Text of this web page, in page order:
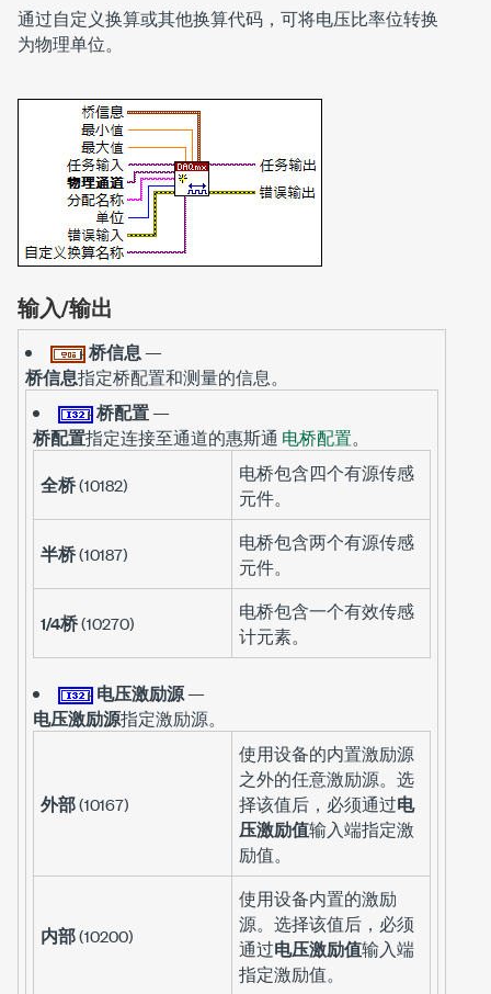
通过自定义换算或其他换算代码，可将电压比率位转换
为物理单位。
输入/输出
桥信息 —
桥信息指定桥配置和测量的信息。
桥配置—
桥配置指定连接至通道的惠斯通 电桥配置。
全桥(10182)
电桥包含四个有源传感
元件。
半桥(10187)
电桥包含两个有源传感
元件。
1/4桥(10270)
电桥包含一个有效传感
计元素。
电压激励源—
电压激励源指定激励源。
外部(10167)
使用设备的内置激励源
之外的任意激励源。选
择该值后，必须通过电
压激励值输入端指定激
励值。
内部(10200)
使用设备内置的激励
源。选择该值后，必须
通过电压激励值输入端
指定激励值。